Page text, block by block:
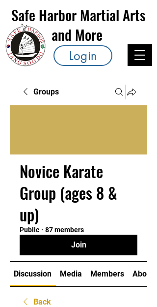
Safe Harbor Martial Arts
and More
Login
Groups
Novice Karate
Group (ages 8 &
up)
Public · 87 members
Join
Discussion Media Members About
Back